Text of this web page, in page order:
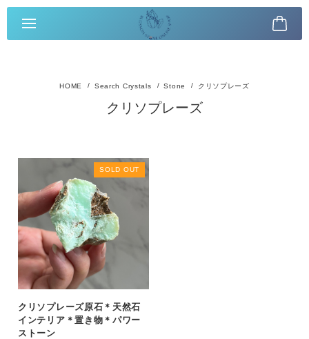
Search Crystals Stone クリソプレーズ
クリソプレーズ
SOLD OUT
クリソプレーズ原石＊天然石
インテリア＊置き物＊パワー
ストーン